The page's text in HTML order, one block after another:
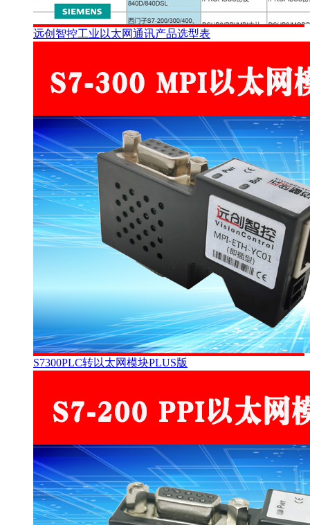
远创智控工业以太网通讯产品选型表
S7300PLC转以太网模块PLUS版